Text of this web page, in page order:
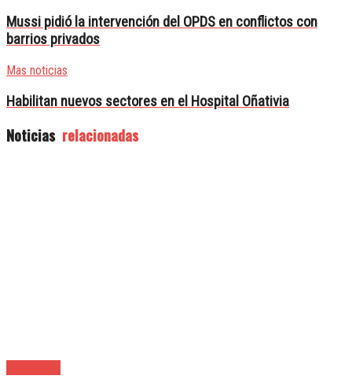
Mussi pidió la intervención del OPDS en conflictos con
barrios privados
Mas noticias
Habilitan nuevos sectores en el Hospital Oñativia
Noticias relacionadas